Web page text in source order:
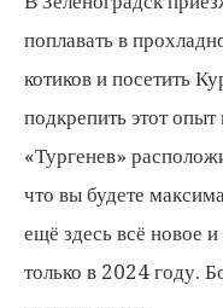
поплавать в
котиков и посетить
подкрепить этот
«Тургенев»
что вы будете
ещё здесь всё новое
только в 2024 году.